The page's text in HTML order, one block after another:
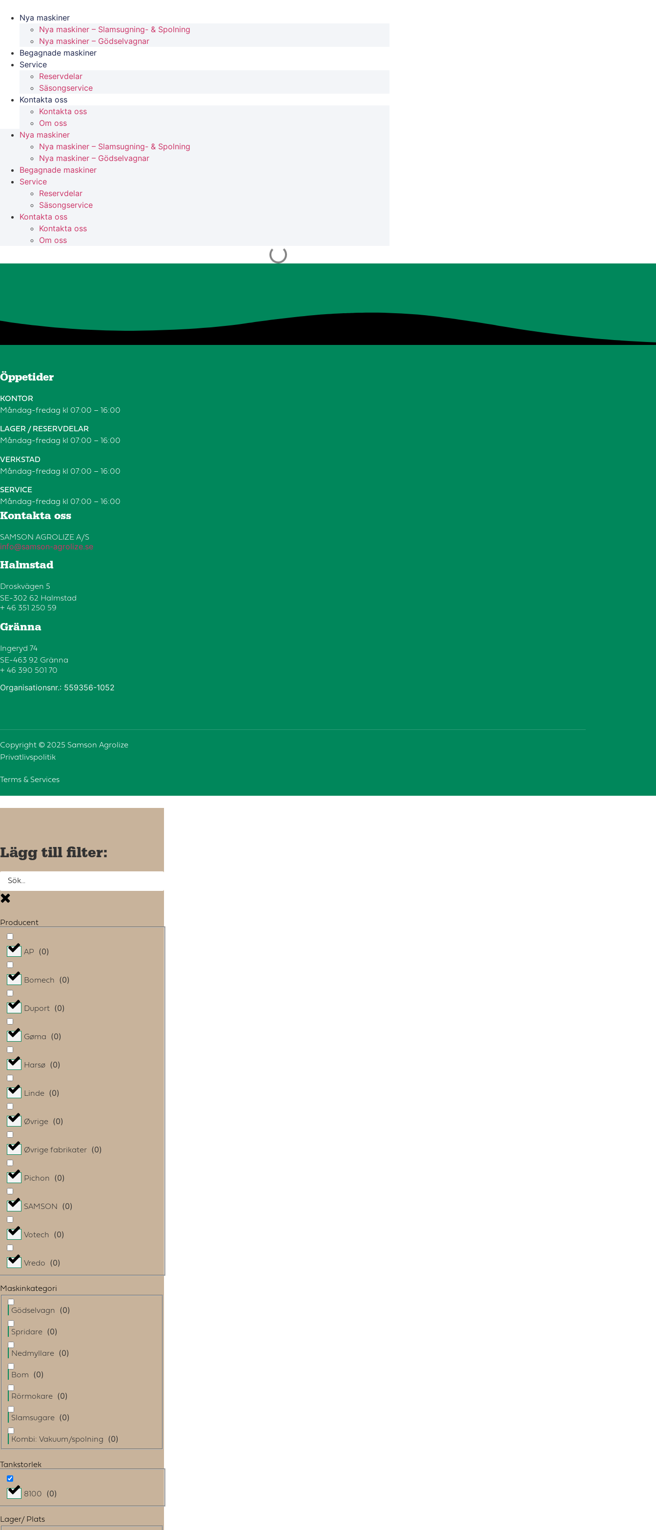
Nya maskiner
Nya maskiner – Slamsugning- & Spolning
Nya maskiner – Gödselvagnar
Begagnade maskiner
Service
Reservdelar
Säsongservice
Kontakta oss
Kontakta oss
Om oss
Nya maskiner
Nya maskiner – Slamsugning- & Spolning
Nya maskiner – Gödselvagnar
Begagnade maskiner
Service
Reservdelar
Säsongservice
Kontakta oss
Kontakta oss
Om oss
Öppetider
KONTOR
Måndag-fredag kl 07:00 – 16:00
LAGER / RESERVDELAR
Måndag-fredag kl 07:00 – 16:00
VERKSTAD
Måndag-fredag kl 07:00 – 16:00
SERVICE
Måndag-fredag kl 07:00 – 16:00
Kontakta oss​
SAMSON AGROLIZE A/S
info@samson-agrolize.se
Halmstad
Droskvägen 5
SE-302 62 Halmstad
+ 46 351 250 59
Gränna
Ingeryd 74
SE-463 92 Gränna
+ 46 390 501 70
Organisationsnr.: 559356-1052
Copyright © 2025 Samson Agrolize
Privatlivspolitik
Terms & Services
Lägg till filter:
Producent
AP (0)
Bomech (0)
Duport (0)
Gøma (0)
Harsø (0)
Linde (0)
Øvrige (0)
Øvrige fabrikater (0)
Pichon (0)
SAMSON (0)
Votech (0)
Vredo (0)
Maskinkategori
Gödselvagn (0)
Spridare (0)
Nedmyllare (0)
Bom (0)
Rörmokare (0)
Slamsugare (0)
Kombi: Vakuum/spolning (0)
Tankstorlek
8100 (0)
Lager/ Plats